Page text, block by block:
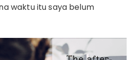
waktu itu saya belum